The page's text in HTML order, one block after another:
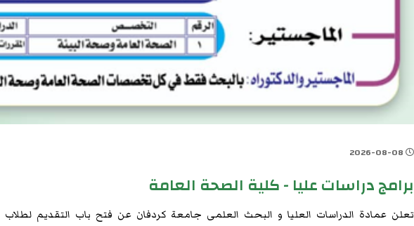
برامج دراسات عليا - كلية الصحة العامة
تعلن عمادة الدراسات العليا و البحث العلمى جامعة كردفان عن فتح باب التقديم لطلاب